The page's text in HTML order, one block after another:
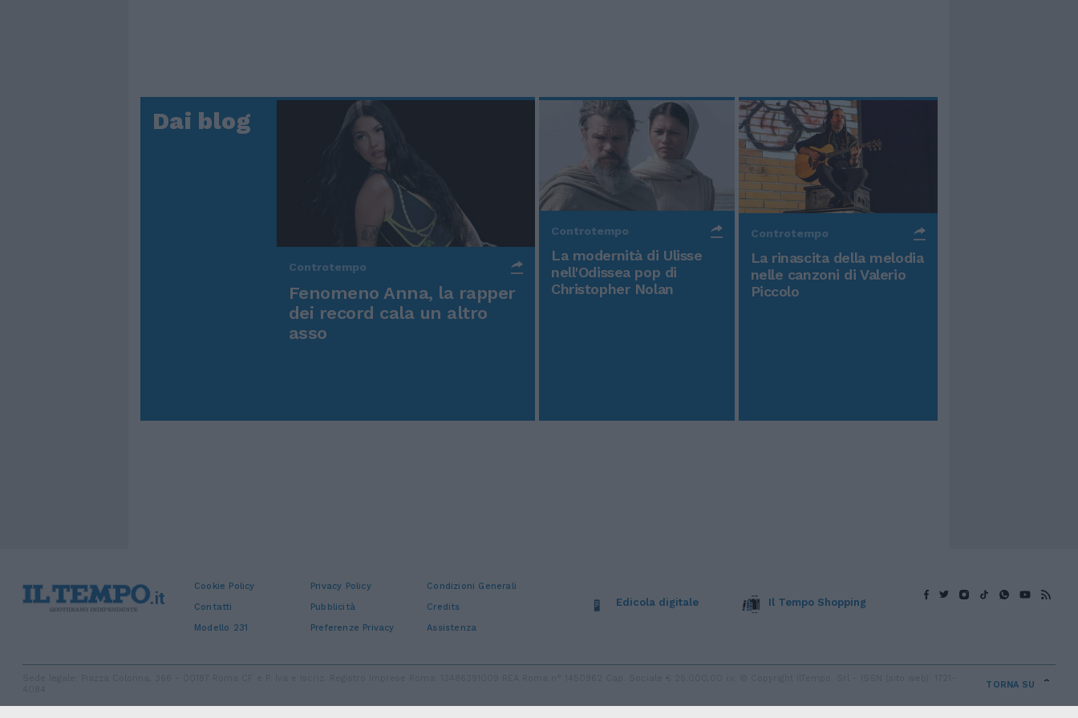
Dai blog
Controtempo
Fenomeno Anna, la rapper
dei record cala un altro
asso
Controtempo
La modernità di Ulisse
nell'Odissea pop di
Christopher Nolan
Controtempo
La rinascita della melodia
nelle canzoni di Valerio
Piccolo
Cookie Policy Privacy Policy
Condizioni Generali
Contatti
Pubblicità
Credits
Modello 231
Preferenze Privacy Assistenza
Edicola digitale Il Tempo Shopping
TORNA SU